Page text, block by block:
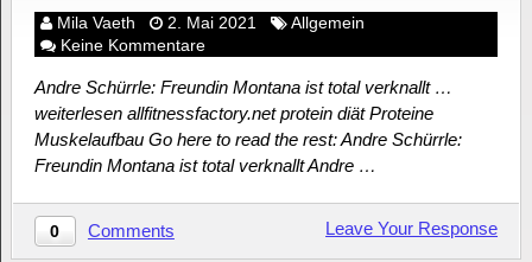
Mila Vaeth 2. Mai 2021
Allgemein
Keine Kommentare
Andre Schürrle: Freundin Montana ist total verknallt …
weiterlesen allfitnessfactory.net protein diät Proteine
Muskelaufbau Go here to read the rest: Andre Schürrle:
Freundin Montana ist total verknallt Andre …
0 Comments Leave Your Response